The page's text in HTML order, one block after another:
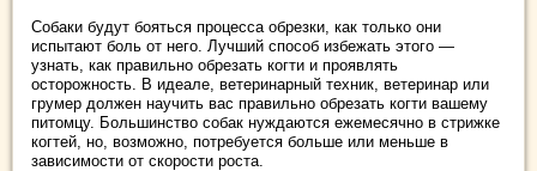
Собаки будут бояться процесса обрезки, как только они
испытают боль от него. Лучший способ избежать этого —
узнать, как правильно обрезать когти и проявлять
осторожность. В идеале, ветеринарный техник, ветеринар или
грумер должен научить вас правильно обрезать когти вашему
питомцу. Большинство собак нуждаются ежемесячно в стрижке
когтей, но, возможно, потребуется больше или меньше в
зависимости от скорости роста.